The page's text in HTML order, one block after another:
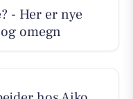
- Her er nye
omegn